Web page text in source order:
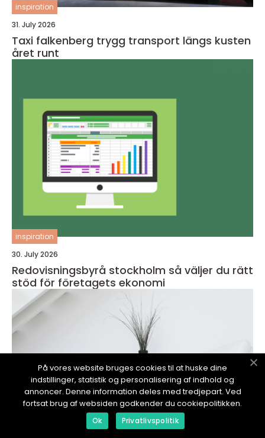
inspiration
31. July 2026
Taxi falkenberg trygg transport längs kusten
året runt
inspiration
30. July 2026
Redovisningsbyrå stockholm så väljer du rätt
stöd för företagets ekonomi
På vores website bruges cookies til at huske dine
indstillinger, statistik og personalisering af indhold og
annoncer. Denne information deles med tredjepart. Ved
fortsat brug af websiden godkender du cookiepolitikken.
Ok Privatlivspolitik